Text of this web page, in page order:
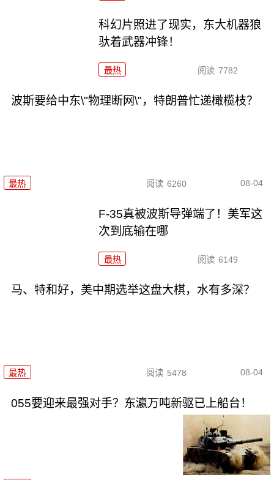
科幻片照进了现实，东大机器狼
驮着武器冲锋！
最热 阅读 7782
波斯要给中东\"物理断网\"，特朗普忙递橄榄枝？
最热 阅读 6260 08-04
F-35真被波斯导弹端了！美军这
次到底输在哪
最热 阅读 6149
马、特和好，美中期选举这盘大棋，水有多深？
最热 阅读 5478 08-04
055要迎来最强对手？东瀛万吨新驱已上船台！